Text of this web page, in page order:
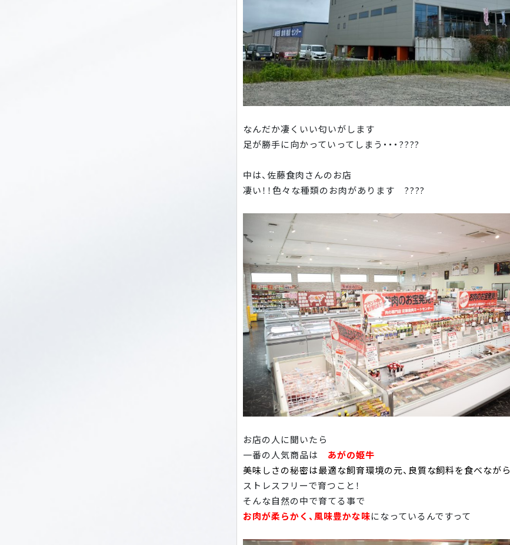
なんだか凄くいい匂いがします
足が勝手に向かっていってしまう・・・????
中は、佐藤食肉さんのお店
凄い！！色々な種類のお肉があります ????
お店の人に聞いたら
一番の人気商品は あがの姫牛
美味しさの秘密は最適な飼育環境の元、良質な飼料を食べながら
ストレスフリーで育つこと！
そんな自然の中で育てる事で
お肉が柔らかく、風味豊かな味になっているんですって